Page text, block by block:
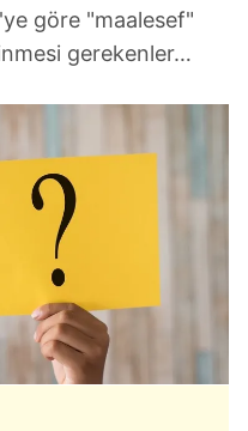
'ye göre "maalesef"
gerekenler…